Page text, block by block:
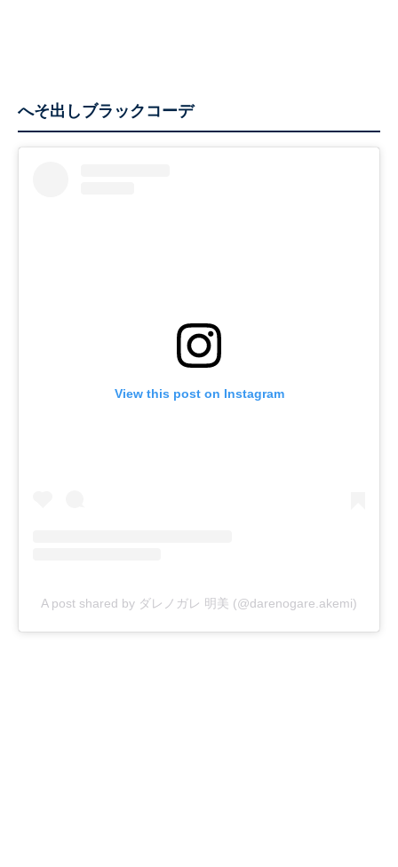
へそ出しブラックコーデ
View this post on Instagram
A post shared by ダレノガレ 明美 (@darenogare.akemi)